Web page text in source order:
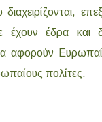
έχουν έδρα και
πολίτες.